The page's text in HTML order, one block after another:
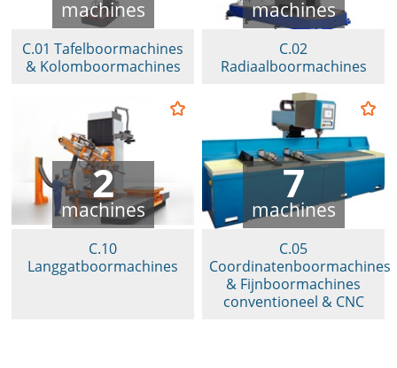
machines
C.01 Tafelboormachines
& Kolomboormachines
machines
C.02
Radiaalboormachines
2
machines
C.10
Langgatboormachines
7
machines
C.05
Coordinatenboormachines
& Fijnboormachines
conventioneel & CNC